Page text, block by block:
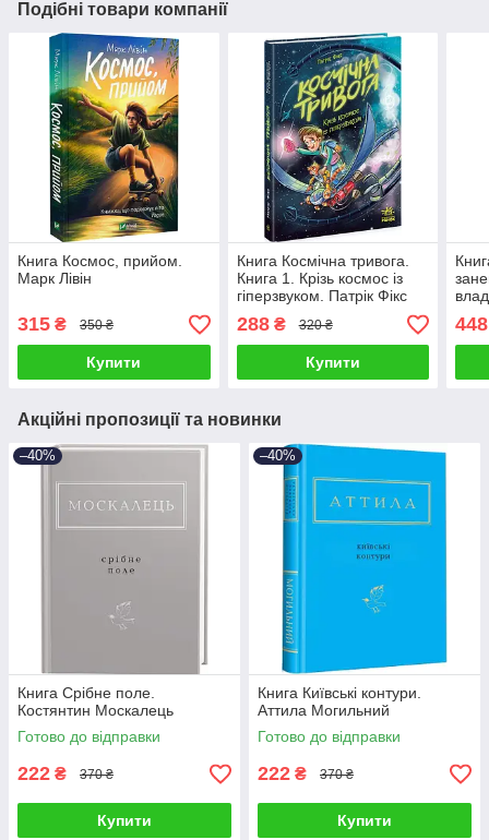
Подібні товари компанії
Книга Космос, прийом.
Марк Лівін
315 ₴ 350 ₴
Купити
Книга Космічна тривога.
Книга 1. Крізь космос із
гіперзвуком. Патрік Фікс
288₴ 320 ₴
Купити
Акційні пропозиції та новинки
–40%
Книга Срібне поле.
Костянтин Москалець
Готово до відправки
222 ₴ 370 ₴
Купити
–40%
Книга Київські контури.
Аттила Могильний
Готово до відправки
222 ₴ 370 ₴
Купити